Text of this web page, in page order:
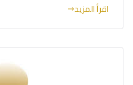
اقرأ المزيد